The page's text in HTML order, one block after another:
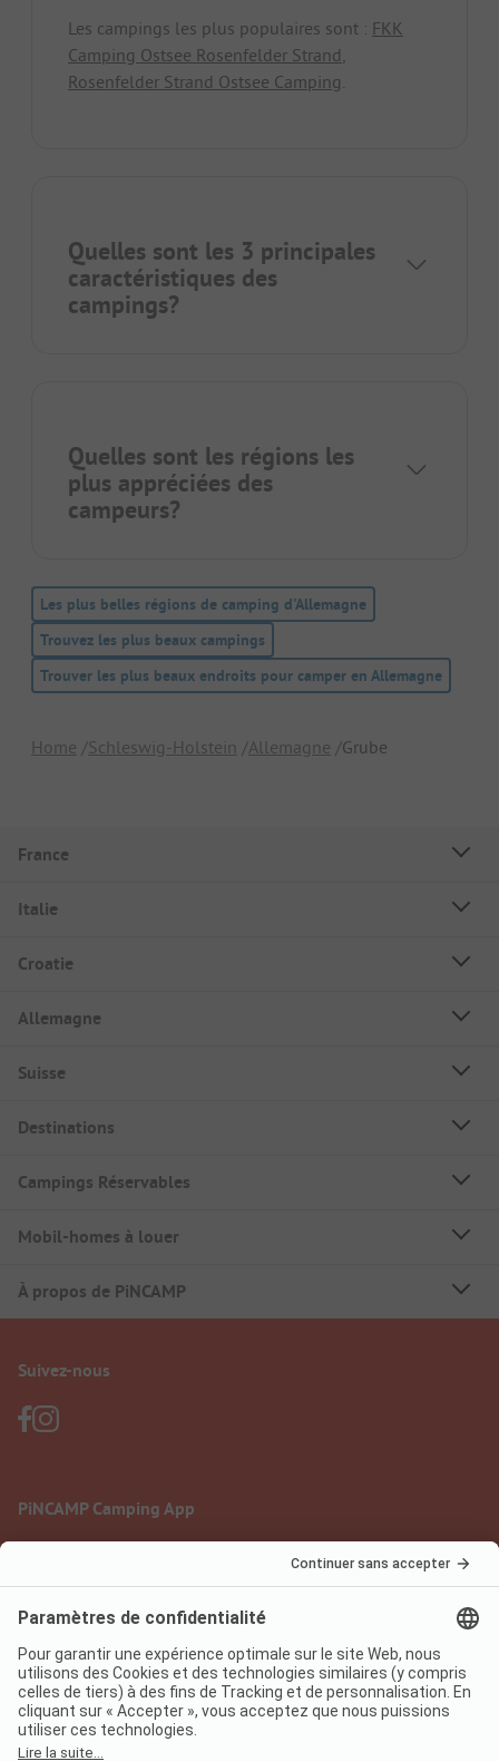
Les campings les plus populaires sont : FKK
Camping Ostsee Rosenfelder Strand
Rosenfelder Strand Ostsee Camping
Quelles sont les 3 principales
caractéristiques des
campings?
Quelles sont les régions les
plus appréciées des
campeurs?
Les plus belles régions de camping d'Allemagne
Trouvez les plus beaux campings
Trouver les plus beaux endroits pour camper en Allemagne
Home Schleswig-Holstein Allemagne Grube
France
Italie
Croatie
Allemagne
Suisse
Destinations
Campings Réservables
Mobil-homes à louer
À propos de PiNCAMP
Suivez-nous
PiNCAMP Camping App
Mentions légales
Protection des données
Conditions d'utilisation
Règlement sur les services numériques